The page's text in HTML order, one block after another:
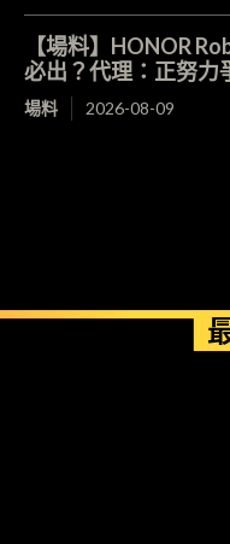
【場料】HONOR
必出？代理：正努力
場料 2026-08-09